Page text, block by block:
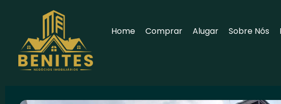
Home Comprar Alugar Sobre Nós